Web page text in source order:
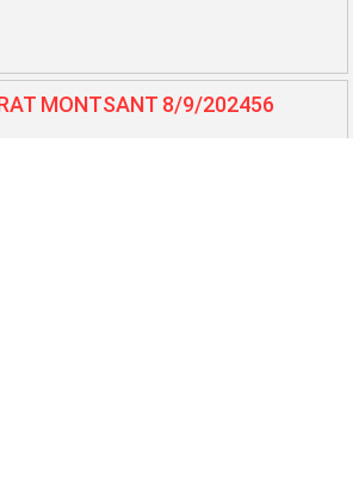
MONTSANT 8/9/202456